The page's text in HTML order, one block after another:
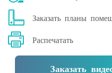
Заказать планы
Распечатать
Заказать